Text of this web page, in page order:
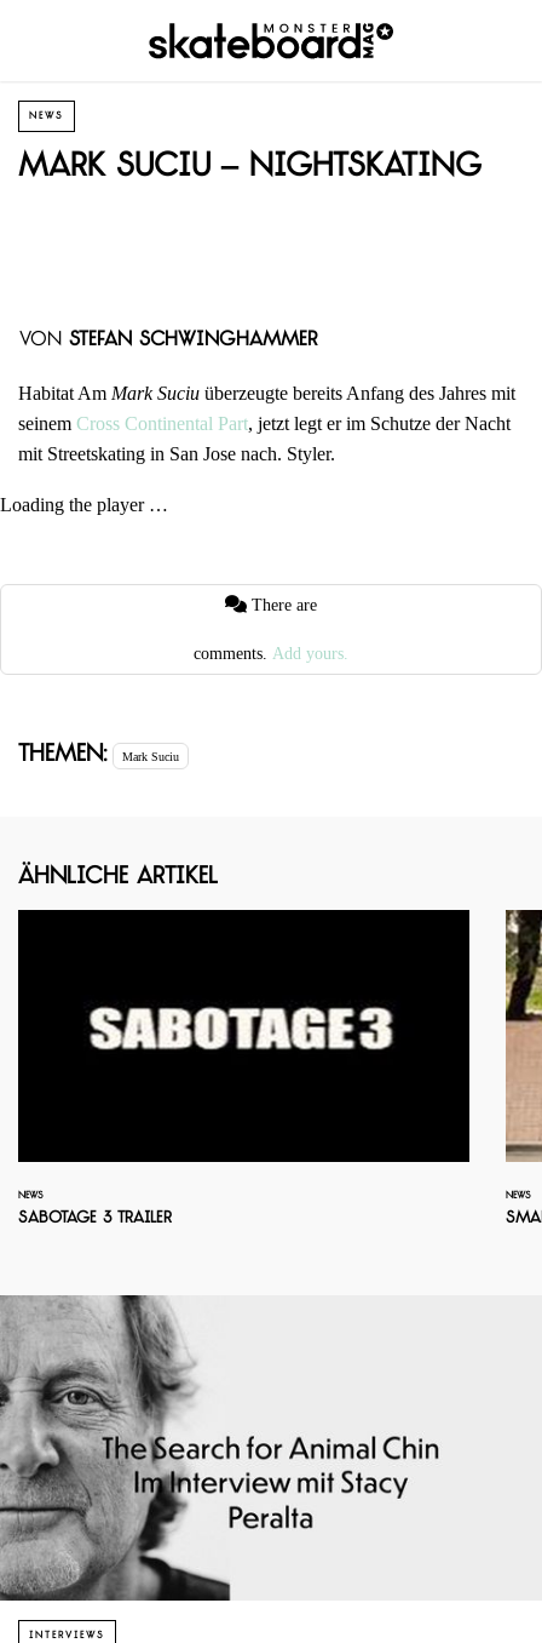
NEWS
Mark Suciu – Nightskating
von Stefan Schwinghammer
Habitat Am Mark Suciu überzeugte bereits Anfang des Jahres mit
seinem Cross Continental Part, jetzt legt er im Schutze der Nacht
mit Streetskating in San Jose nach. Styler.
Loading the player …
comments. Add yours.
Themen: Mark Suciu
Ähnliche Artikel
NEWS
Sabotage 3 Trailer
NEWS
INTERVIEWS